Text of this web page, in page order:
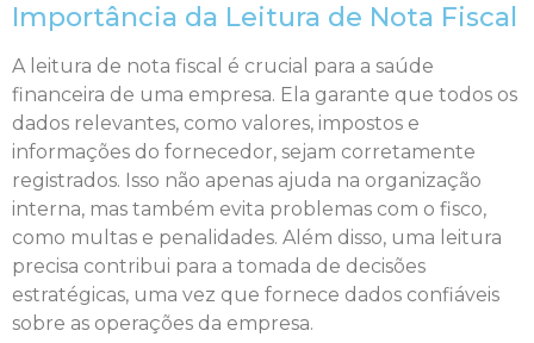
Importância da Leitura de Nota Fiscal
A leitura de nota fiscal é crucial para a saúde
financeira de uma empresa. Ela garante que todos os
dados relevantes, como valores, impostos e
informações do fornecedor, sejam corretamente
registrados. Isso não apenas ajuda na organização
interna, mas também evita problemas com o fisco,
como multas e penalidades. Além disso, uma leitura
precisa contribui para a tomada de decisões
estratégicas, uma vez que fornece dados confiáveis
sobre as operações da empresa.